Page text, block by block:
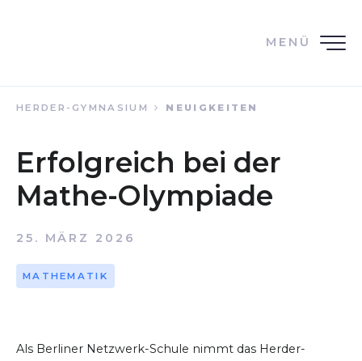
MENÜ
HERDER-GYMNASIUM NEUIGKEITEN
Erfolgreich bei der
Mathe-Olympiade
25. MÄRZ 2026
MATHEMATIK
Als Berliner Netzwerk-Schule nimmt das Herder-